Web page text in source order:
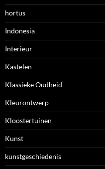
hortus
Indonesia
Interieur
Kastelen
Klassieke Oudheid
Kleurontwerp
Kloostertuinen
Kunst
kunstgeschiedenis